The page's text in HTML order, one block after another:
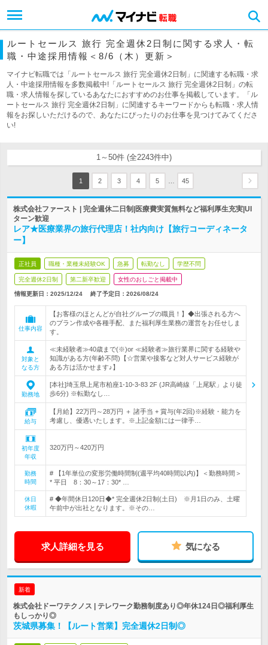
ルートセールス 旅行 完全週休2日制に関する求人・転
職・中途採用情報＜8/6（木）更新＞
マイナビ転職では「ルートセールス 旅行 完全週休2日制」に関連する転職・求
人・中途採用情報を多数掲載中!「ルートセールス 旅行 完全週休2日制」の転
職・求人情報を探しているあなたにおすすめのお仕事を掲載しています。「ル
ートセールス 旅行 完全週休2日制」に関連するキーワードからも転職・求人情
報をお探しいただけるので、あなたにぴったりのお仕事を見つけてみてくださ
い!
1～50件 (全2243件中)
1 2 3 4 5 45
株式会社ファースト | 完全週休二日制|医療費実質無料など福利厚生充実|UI
ターン歓迎
レア★医療業界の旅行代理店！社内向け【旅行コーディネータ
ー】
正社員 職種・業種未経験OK 急募 転勤なし 学歴不問
完全週休2日制 第二新卒歓迎 女性のおしごと掲載中
情報更新日：2025/12/24 終了予定日： 2026/08/24
仕事内容
【お客様のほとんどが自社グループの職員！】◆出張される方へ
のプラン作成や各種手配、また福利厚生業務の運営をお任せしま
す。
対象と
なる方
≪未経験者≫40歳まで(※)or ≪経験者≫旅行業界に関する経験や
知識がある方(年齢不問)【☆営業や接客など対人サービス経験が
ある方は活かせます♪】
勤務地
[本社]埼玉県上尾市柏座1-10-3-83 2F (JR高崎線「上尾駅」より徒
歩6分) ※転勤なし…
給与
【月給】22万円～28万円 ＋ 諸手当 + 賞与(年2回)※経験・能力を
考慮し、優遇いたします。※上記金額には一律手…
初年度
年収
320万円～420万円
勤務
時間
# 【1年単位の変形労働時間制(週平均40時間以内)】＜勤務時間＞
* 平日 8：30～17：30* …
休日
休暇
# ◆年間休日120日◆* 完全週休2日制(土日) ※月1日のみ、土曜
午前中が出社となります。※その…
求人詳細を見る 気になる
新着
株式会社ドーワテクノス | テレワーク勤務制度あり◎年休124日◎福利厚生
もしっかり◎
茨城県募集！【ルート営業】完全週休2日制◎